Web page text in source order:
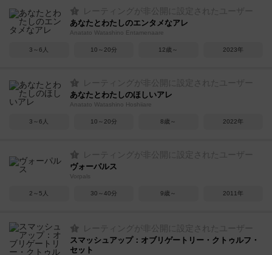
レーティングが非公開に設定されたユーザー
あなたとわたしのエンタメなアレ
Anatato Watashino Entamenaare
3～6人 10～20分 12歳～ 2023年
レーティングが非公開に設定されたユーザー
あなたとわたしのほしいアレ
Anatato Watashino Hoshiiare
3～6人 10～20分 8歳～ 2022年
レーティングが非公開に設定されたユーザー
ヴォーパルス
Vorpals
2～5人 30～40分 9歳～ 2011年
レーティングが非公開に設定されたユーザー
スマッシュアップ：オブリゲートリー・クトゥルフ・
セット